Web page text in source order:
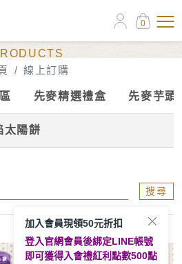
0
線上訂購
先麥精選禮盒 先麥芋頭
太陽餅
搜尋
加入會員現領50元折扣
登入官網會員後綁定LINE帳號
即可獲得入會禮紅利點數500點